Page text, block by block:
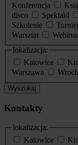
Konferencja
disco
Spektakl
Szkolenie
Warsztat
Webinar
lokalizacja:
Katowice
Warszawa
Wyszukaj
Kontakty
lokalizacja:
Katowice